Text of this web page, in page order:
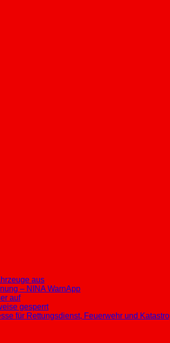
aus
– NINA WarnApp
auf
gesperrt
für Rettungsdienst, Feuerwehr und